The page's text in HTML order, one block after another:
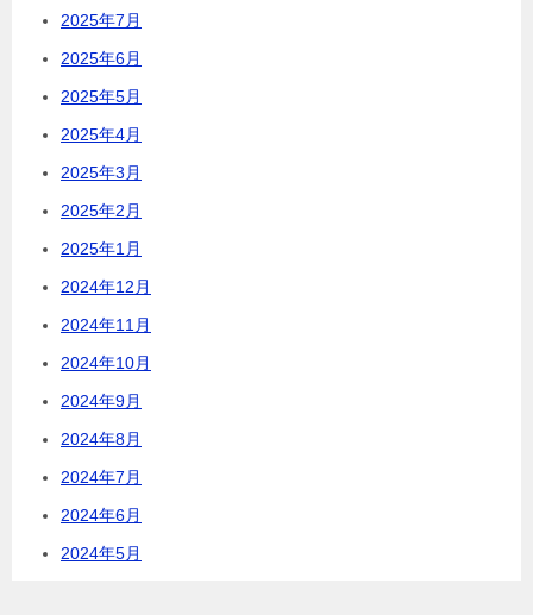
2025年7月
2025年6月
2025年5月
2025年4月
2025年3月
2025年2月
2025年1月
2024年12月
2024年11月
2024年10月
2024年9月
2024年8月
2024年7月
2024年6月
2024年5月